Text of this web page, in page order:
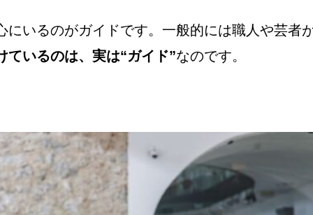
にいるのがガイドです。一般的には職人や芸者
ているのは、実は“ガイド”なのです。